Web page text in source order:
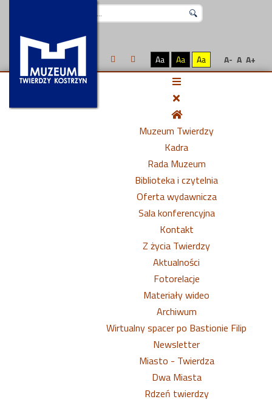
Aa Aa Aa A- A A+
Muzeum Twierdzy
Kadra
Rada Muzeum
Biblioteka i czytelnia
Oferta wydawnicza
Sala konferencyjna
Kontakt
Z życia Twierdzy
Aktualności
Fotorelacje
Materiały wideo
Archiwum
Wirtualny spacer po Bastionie Filip
Newsletter
Miasto - Twierdza
Dwa Miasta
Rdzeń twierdzy